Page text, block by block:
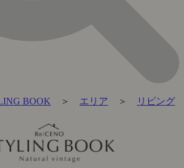
BOOK ＞ エリア ＞ リビング